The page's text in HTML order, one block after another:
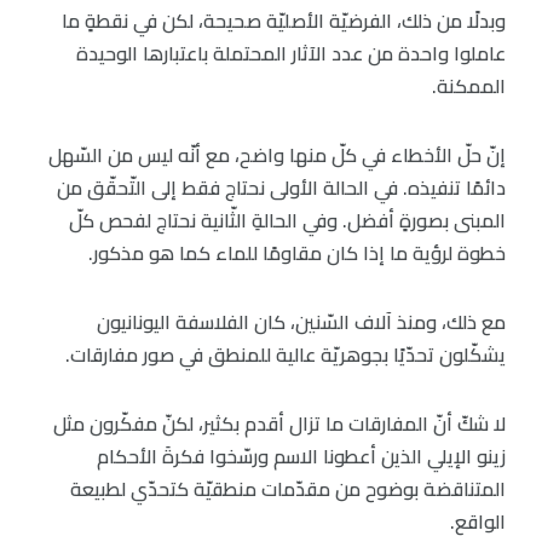
وبدلًا من ذلك، الفرضيّة الأصليّة صحيحة، لكن في نقطةٍ ما
عاملوا واحدة من عدد الآثار المحتملة باعتبارها الوحيدة
الممكنة.
إنّ حلّ الأخطاء في كلّ منها واضح، مع أنّه ليس من السّهل
دائمًا تنفيذه. في الحالة الأولى نحتاج فقط إلى التّحقّق من
المبنى بصورةٍ أفضل. وفي الحالةِ الثّانية نحتاج لفحص كلّ
خطوة لرؤية ما إذا كان مقاومًا للماء كما هو مذكور.
مع ذلك، ومنذ آلاف السّنين، كان الفلاسفة اليونانيون
يشكّلون تحدّيًا بجوهريّة عالية للمنطق في صور مفارقات.
لا شكّ أنّ المفارقات ما تزال أقدم بكثير، لكنّ مفكّرون مثل
زينو الإيلي الذين أعطونا الاسم ورسّخوا فكرةَ الأحكام
المتناقضة بوضوح من مقدّمات منطقيّة كتحدّي لطبيعة
الواقع.